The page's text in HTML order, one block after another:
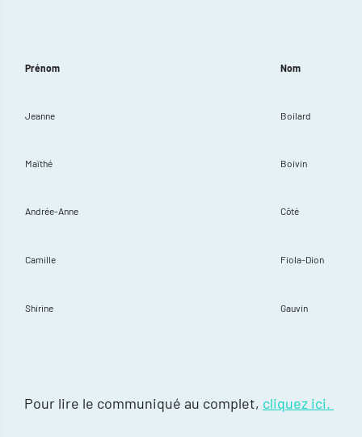
Prénom Nom
Jeanne Boilard
Maïthé Boivin
Andrée-Anne Côté
Camille Fiola-Dion
Shirine Gauvin
Pour lire le communiqué au complet, cliquez ici.